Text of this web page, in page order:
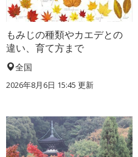
もみじの種類やカエデとの
違い、育て方まで
全国
2026年8月6日 15:45 更新